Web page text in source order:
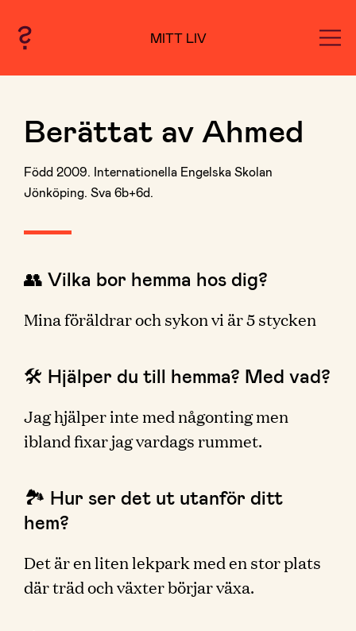
MITT LIV
Berättat av Ahmed
Född 2009. Internationella Engelska Skolan
Jönköping. Sva 6b+6d.
👥 Vilka bor hemma hos dig?
Mina föräldrar och sykon vi är 5 stycken
🛠 Hjälper du till hemma? Med vad?
Jag hjälper inte med någonting men
ibland fixar jag vardags rummet.
🏞 Hur ser det ut utanför ditt
hem?
Det är en liten lekpark med en stor plats
där träd och växter börjar växa.